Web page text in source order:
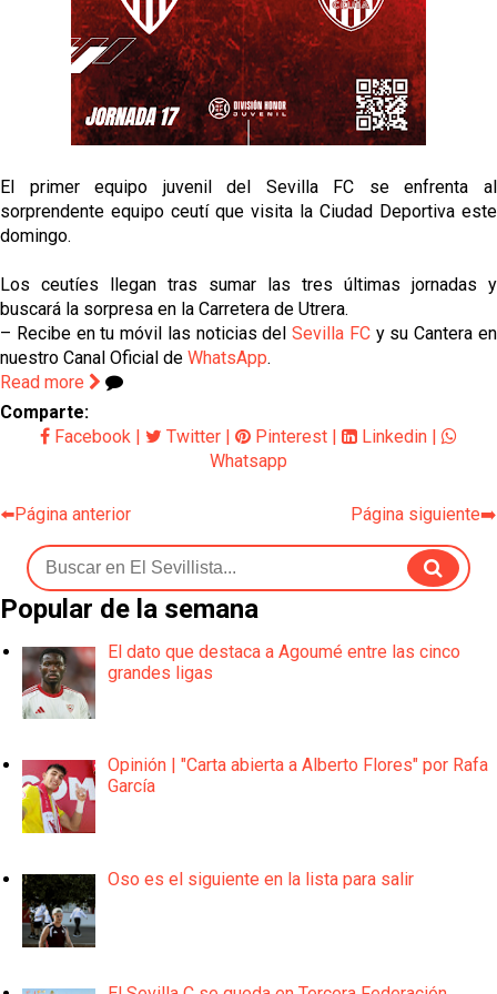
jugador del Granada CF
El Granada negocia con el Sevilla FC por Alberto
El Sevilla continúa con despidos y rechaza una
El Sevilla mueve ficha por Robbie Ure: la opción 'A'
para el ataque nervionense
Crónica Pretemporada | Real Madrid 2-4 Sevilla FC
Femenino
El primer equipo juvenil del Sevilla FC se enfrenta al
sorprendente equipo ceutí que visita la Ciudad Deportiva este
domingo.
Los ceutíes llegan tras sumar las tres últimas jornadas y
buscará la sorpresa en la Carretera de Utrera.
– Recibe en tu móvil las noticias delSevilla FCy su Cantera en
nuestro Canal Oficial de WhatsApp.
Read more
Comparte:
Facebook
Twitter Pinterest Linkedin
Whatsapp
⬅️Página anterior Página siguiente➡️
Popular de la semana
El dato que destaca a Agoumé entre las cinco
grandes ligas
Opinión | "Carta abierta a Alberto Flores" por Rafa
García
Oso es el siguiente en la lista para salir